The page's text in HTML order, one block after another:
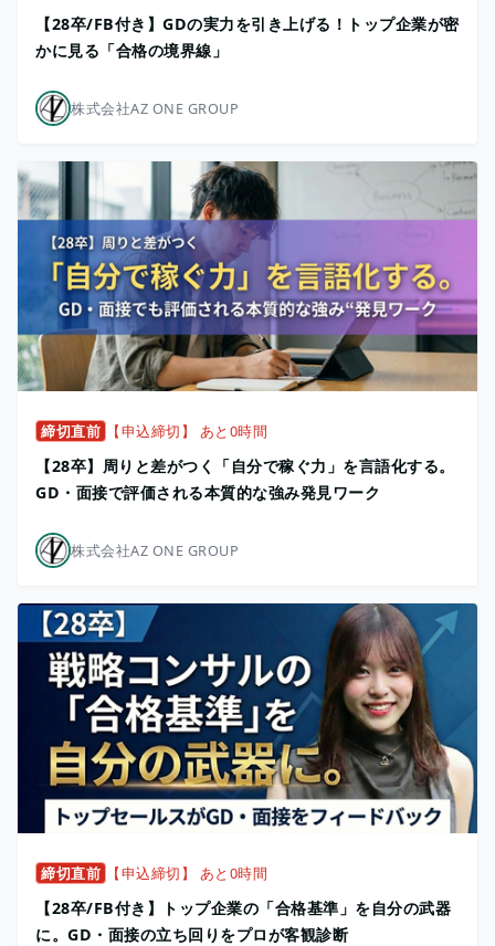
【28卒/FB付き】GDの実力を引き上げる！トップ企業が密
かに見る「合格の境界線」
株式会社AZ ONE GROUP
締切直前 【申込締切】 あと0時間
【28卒】周りと差がつく「自分で稼ぐ力」を言語化する。
GD・面接で評価される本質的な強み発見ワーク
株式会社AZ ONE GROUP
締切直前 【申込締切】 あと0時間
【28卒/FB付き】トップ企業の「合格基準」を自分の武器
に。GD・面接の立ち回りをプロが客観診断